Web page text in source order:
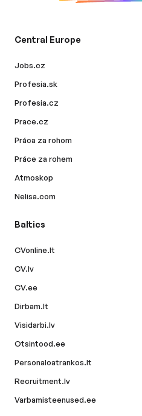
Central Europe
Jobs.cz
Profesia.sk
Profesia.cz
Prace.cz
Práca za rohom
Práce za rohem
Atmoskop
Nelisa.com
Baltics
CVonline.lt
CV.lv
CV.ee
Dirbam.lt
Visidarbi.lv
Otsintood.ee
Personaloatrankos.lt
Recruitment.lv
Varbamisteenused.ee